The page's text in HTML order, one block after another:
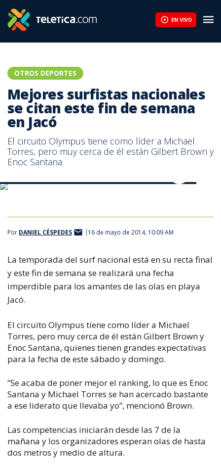
EN VIVO
OTROS DEPORTES
Mejores surfistas nacionales
se citan este fin de semana
en Jacó
El circuito Olympus tiene como líder a Michael
Torres, pero muy cerca de él están Gilbert Brown y
Enoc Santana.
Por DANIEL CÉSPEDES 16 de mayo de 2014, 10:09 AM
La temporada del surf nacional está en su recta final
y este fin de semana se realizará una fecha
imperdible para los amantes de las olas en playa
Jacó.
El circuito Olympus tiene como líder a Michael
Torres, pero muy cerca de él están Gilbert Brown y
Enoc Santana, quienes tienen grandes expectativas
para la fecha de este sábado y domingo.
“Se acaba de poner mejor el ranking, lo que es Enoc
Santana y Michael Torres se han acercado bastante
a ese liderato que llevaba yo”, mencionó Brown.
Las competencias iniciarán desde las 7 de la
mañana y los organizadores esperan olas de hasta
dos metros y medio de altura.